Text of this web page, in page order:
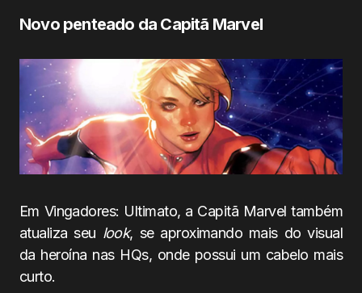
Novo penteado da Capitã Marvel
Em Vingadores: Ultimato, a Capitã Marvel também
atualiza seu look, se aproximando mais do visual
da heroína nas HQs, onde possui um cabelo mais
curto.